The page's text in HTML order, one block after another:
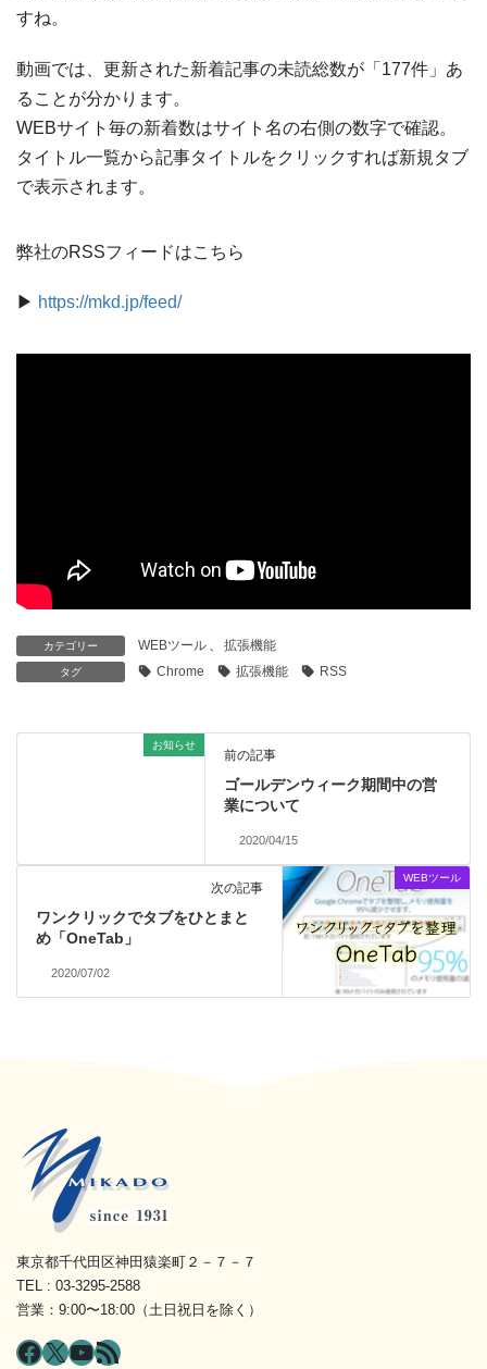
すね。
動画では、更新された新着記事の未読総数が「177件」あ
ることが分かります。
WEBサイト毎の新着数はサイト名の右側の数字で確認。
タイトル一覧から記事タイトルをクリックすれば新規タブ
で表示されます。
弊社のRSSフィードはこちら
▶ https://mkd.jp/feed/
カテゴリー WEBツール 、 拡張機能
タグ Chrome 拡張機能 RSS
お知らせ
前の記事
ゴールデンウィーク期間中の営
業について
2020/04/15
WEBツール
次の記事
ワンクリックでタブをひとまと
め「OneTab」
2020/07/02
東京都千代田区神田猿楽町２－７－７
TEL : 03-3295-2588
営業：9:00〜18:00（土日祝日を除く）
Facebook
X YouTube
RSS フィード